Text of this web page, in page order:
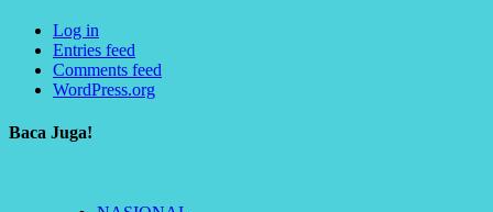
Log in
Entries feed
Comments feed
WordPress.org
Baca Juga!